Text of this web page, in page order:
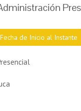
de Inicio al Instante